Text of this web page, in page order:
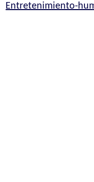
Entretenimiento-